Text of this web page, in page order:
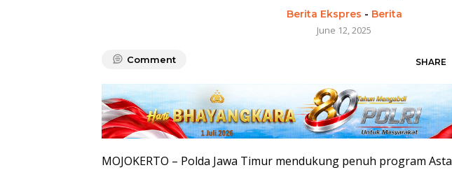
Berita Ekspres - Berita
June 12, 2025
Comment SHARE
MOJOKERTO – Polda Jawa Timur mendukung penuh program Asta